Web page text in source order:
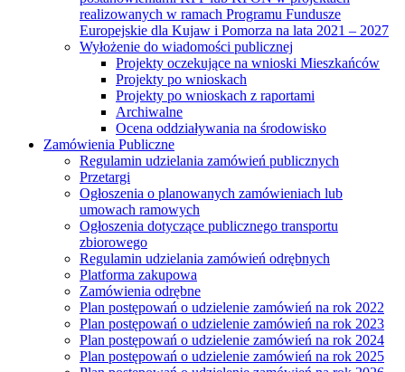
realizowanych w ramach Programu Fundusze
Europejskie dla Kujaw i Pomorza na lata 2021 – 2027
Wyłożenie do wiadomości publicznej
Projekty oczekujące na wnioski Mieszkańców
Projekty po wnioskach
Projekty po wnioskach z raportami
Archiwalne
Ocena oddziaływania na środowisko
Zamówienia Publiczne
Regulamin udzielania zamówień publicznych
Przetargi
Ogłoszenia o planowanych zamówieniach lub
umowach ramowych
Ogłoszenia dotyczące publicznego transportu
zbiorowego
Regulamin udzielania zamówień odrębnych
Platforma zakupowa
Zamówienia odrębne
Plan postępowań o udzielenie zamówień na rok 2022
Plan postępowań o udzielenie zamówień na rok 2023
Plan postępowań o udzielenie zamówień na rok 2024
Plan postępowań o udzielenie zamówień na rok 2025